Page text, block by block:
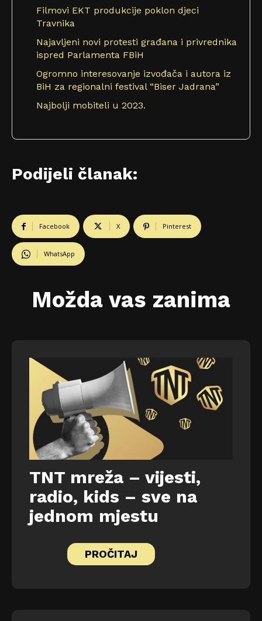
Filmovi EKT produkcije poklon djeci
Travnika
Najavljeni novi protesti građana i privrednika
ispred Parlamenta FBiH
Ogromno interesovanje izvođača i autora iz
BiH za regionalni festival “Biser Jadrana”
Najbolji mobiteli u 2023.
Podijeli članak:
Facebook X Pinterest
WhatsApp
Možda vas zanima
TNT mreža – vijesti,
radio, kids – sve na
jednom mjestu
PROČITAJ